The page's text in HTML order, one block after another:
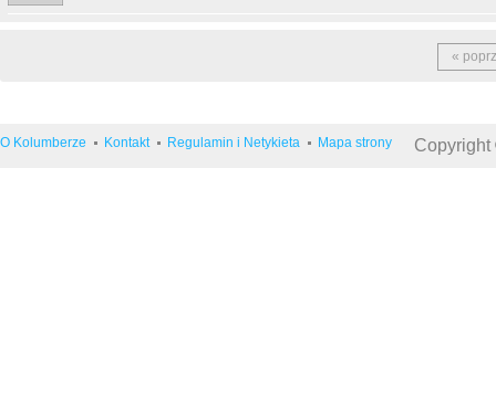
«
O Kolumberze Kontakt Regulamin i Netykieta Mapa strony